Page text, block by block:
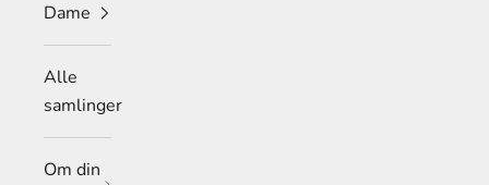
Dame
Alle
samlinger
Om din